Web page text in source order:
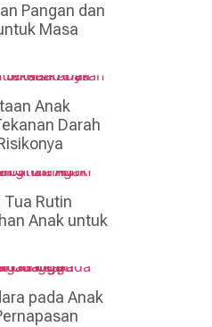
Pangan dan
Masa
Anak
Darah
Tua Rutin
Anak untuk
pada Anak